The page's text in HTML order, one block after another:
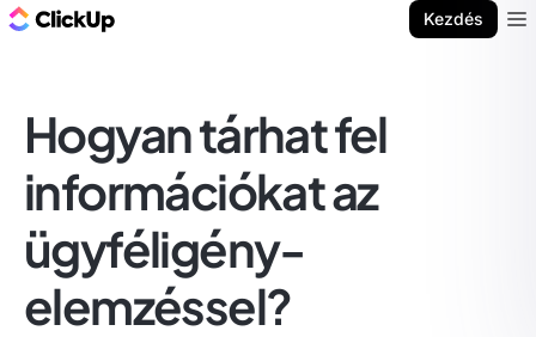
Kezdés
Hogyan tárhat fel
információkat az
ügyféligény-
elemzéssel?